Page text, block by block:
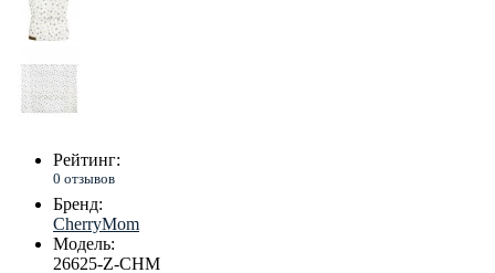
Рейтинг:
0 отзывов
Бренд:
CherryMom
Модель:
26625-Z-CHM